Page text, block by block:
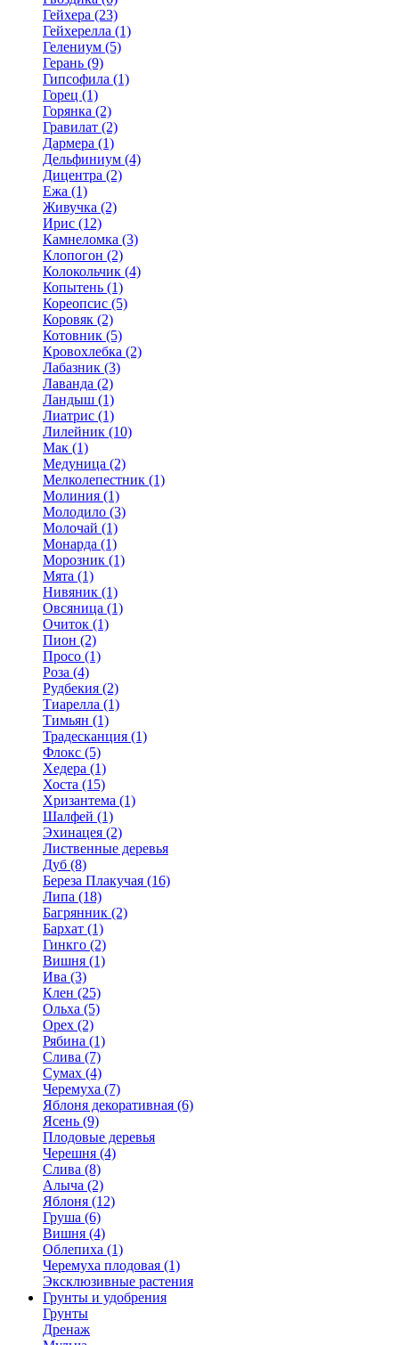
Гейхера (23)
Гейхерелла (1)
Гелениум (5)
Герань (9)
Гипсофила (1)
Горец (1)
Горянка (2)
Гравилат (2)
Дармера (1)
Дельфиниум (4)
Дицентра (2)
Ежа (1)
Живучка (2)
Ирис (12)
Камнеломка (3)
Клопогон (2)
Колокольчик (4)
Копытень (1)
Кореопсис (5)
Коровяк (2)
Котовник (5)
Кровохлебка (2)
Лабазник (3)
Лаванда (2)
Ландыш (1)
Лиатрис (1)
Лилейник (10)
Мак (1)
Медуница (2)
Мелколепестник (1)
Молиния (1)
Молодило (3)
Молочай (1)
Монарда (1)
Морозник (1)
Мята (1)
Нивяник (1)
Овсяница (1)
Очиток (1)
Пион (2)
Просо (1)
Роза (4)
Рудбекия (2)
Тиарелла (1)
Тимьян (1)
Традесканция (1)
Флокс (5)
Хедера (1)
Хоста (15)
Хризантема (1)
Шалфей (1)
Эхинацея (2)
Лиственные деревья
Дуб (8)
Береза Плакучая (16)
Липа (18)
Багрянник (2)
Бархат (1)
Гинкго (2)
Вишня (1)
Ива (3)
Клен (25)
Ольха (5)
Орех (2)
Рябина (1)
Слива (7)
Сумах (4)
Черемуха (7)
Яблоня декоративная (6)
Ясень (9)
Плодовые деревья
Черешня (4)
Слива (8)
Алыча (2)
Яблоня (12)
Груша (6)
Вишня (4)
Облепиха (1)
Черемуха плодовая (1)
Эксклюзивные растения
Грунты и удобрения
Грунты
Дренаж